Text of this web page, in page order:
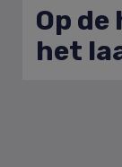
Op
het